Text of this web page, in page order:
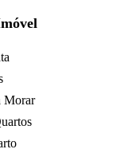
Morar